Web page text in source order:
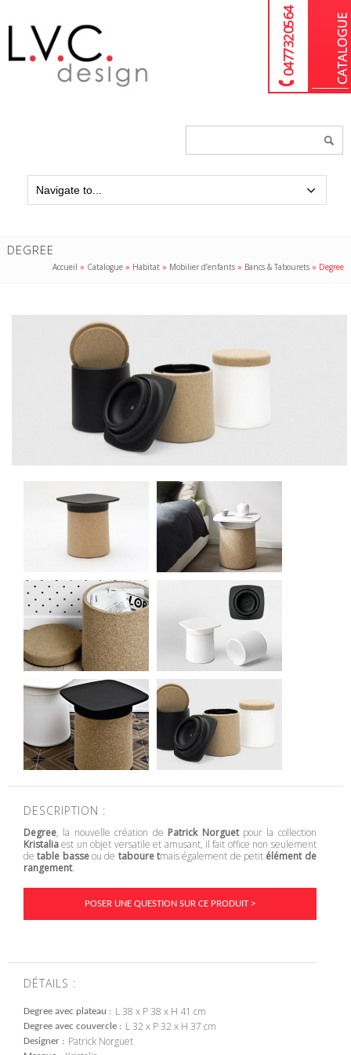
04 77 32 05 64
DEGREE
Accueil » Catalogue » Habitat » Mobilier d’enfants » Bancs & Tabourets » Degree
DESCRIPTION :
Degree, la nouvelle création de Patrick Norguetpour la collection
Kristaliaest un objet versatile et amusant, il fait office non seulement
detable basseou de taboure tmais également de petit élément de
rangement.
POSER UNE QUESTION SUR CE PRODUIT >
DÉTAILS :
Degree avec plateau L 38 x P 38 x H 41 cm
Degree avec couvercle L 32 x P 32 x H 37 cm
Designer Patrick Norguet